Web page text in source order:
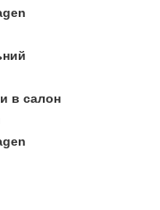
в салон